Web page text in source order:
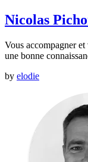
Nicolas
Vous accompagner
une bonne
by elodie